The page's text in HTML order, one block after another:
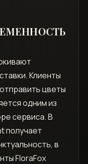
Клиенты
цветы
одним из
сервиса. В
получает
в
FloraFox